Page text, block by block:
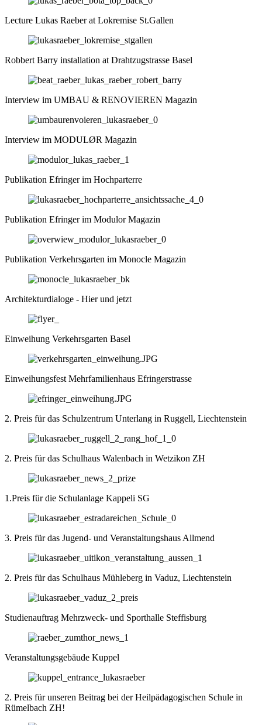
Lecture Lukas Raeber at Lokremise St.Gallen
Robbert Barry installation at Drahtzugstrasse Basel
Interview im UMBAU & RENOVIEREN Magazin
Interview im MODULØR Magazin
Publikation Efringer im Hochparterre
Publikation Efringer im Modulor Magazin
Publikation Verkehrsgarten im Monocle Magazin
Architekturdialoge - Hier und jetzt
Einweihung Verkehrsgarten Basel
Einweihungsfest Mehrfamilienhaus Efringerstrasse
2. Preis für das Schulzentrum Unterlang in Ruggell, Liechtenstein
2. Preis für das Schulhaus Walenbach in Wetzikon ZH
1.Preis für die Schulanlage Kappeli SG
3. Preis für das Jugend- und Veranstaltungshaus Allmend
2. Preis für das Schulhaus Mühleberg in Vaduz, Liechtenstein
Studienauftrag Mehrzweck- und Sporthalle Steffisburg
Veranstaltungsgebäude Kuppel
2. Preis für unseren Beitrag bei der Heilpädagogischen Schule in
Rümelbach ZH!